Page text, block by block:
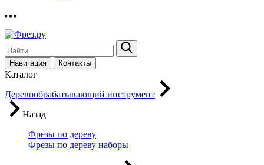
Навигация Контакты
Каталог
Деревообрабатывающий инструмент
Назад
Фрезы по дереву
Фрезы по дереву наборы